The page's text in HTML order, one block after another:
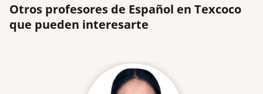
Otros profesores de Español en Texcoco
que pueden interesarte